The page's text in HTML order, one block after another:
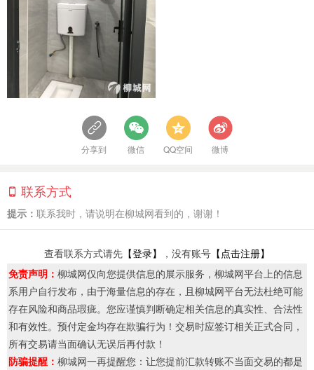
分享到 微信 QQ空间 微博
联系方式
提示： 联系我时，请说明在柳城网看到的，谢谢！
查看联系方式请先 【登录】 ，没有账号 【点击注册】
免责声明： 柳城网仅向您提供信息的展示服务，柳城网平台上的信息
系用户自行发布，由于海量信息的存在，且柳城网平台无法杜绝可能
存在风险和商品瑕疵。您应谨慎判断确定相关信息的真实性、合法性
和有效性。预付定金均存在欺骗行为！交易时应签订相关正式合同，
所有交易请当面确认无误后再付款！
防骗提醒： 柳城网一再提醒您：让您提前汇款转账不当面交易的都是